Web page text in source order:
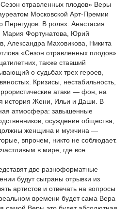
отравленных плодов» Веры
Московской Арт-Премии
Перегудов. В ролях: Анастасия
Фортунатова, Юрий
Александра Маховикова, Никита
отравленных плодов»
также ставший
о судьбах трех героев,
Кризисы, нестабильность,
атаки — фон, на
история Жени, Ильи и Даши. В
атмосфера: завышенные
осуждение общества,
женщина и мужчина —
впрочем, никто не соблюдает.
в мире, где все
две разноформатные
будут сыграны отрывки из
артистов и отвечать на вопросы
времени будет сама Вера